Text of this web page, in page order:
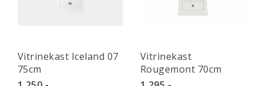
Vitrinekast Iceland 07
75cm
Vitrinekast
Rougemont 70cm